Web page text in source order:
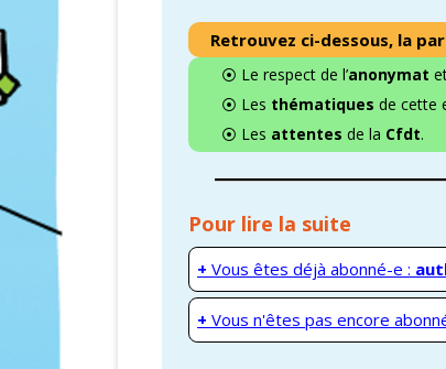
Retrouvez ci-dessous, la
⦿ Le respect de l’anonymat
⦿ Les thématiques de cette
⦿ Les attentes de la Cfdt.
Pour lire la suite
+ Vous êtes déjà abonné-e :
+ Vous n'êtes pas encore